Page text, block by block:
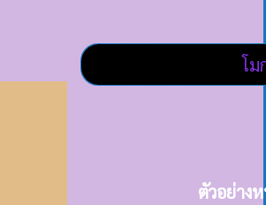
โม
ตัวอย่าง